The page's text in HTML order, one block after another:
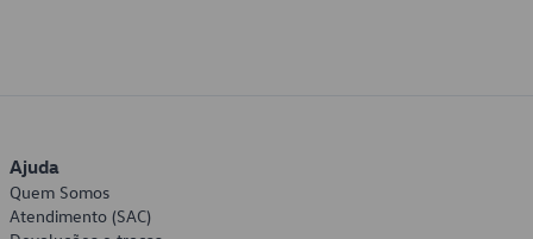
Ajuda
Quem Somos
Atendimento (SAC)